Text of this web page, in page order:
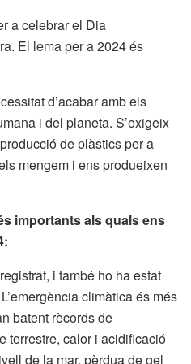
a celebrar el Dia
El lema per a 2024 és
d’acabar amb els
i del planeta. S’exigeix
de plàstics per a
mengem i ens produeixen
importants als quals ens
i també ho ha estat
climàtica és més
batent rècords de
terrestre, calor i acidificació
de la mar, pèrdua de gel